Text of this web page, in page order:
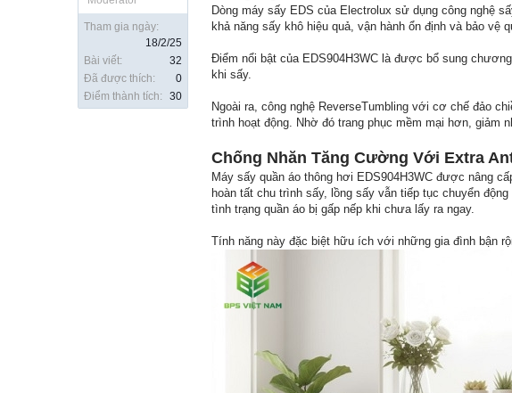
Tham gia ngày:
18/2/25
Bài viết:
32
Đã được thích:
0
Điểm thành tích:
30
Dòng máy sấy EDS của Electrolux sử dụng công nghệ
khả năng sấy khô hiệu quả, vận hành ổn định và bảo vệ
Điểm nổi bật của EDS904H3WC là được bổ sung
khi sấy.
Ngoài ra, công nghệ ReverseTumbling với cơ chế đảo
trình hoạt động. Nhờ đó trang phục mềm mại hơn, giảm
Chống Nhăn Tăng Cường Với Extra
Máy sấy quần áo thông hơi EDS904H3WC được nâng
hoàn tất chu trình sấy, lồng sấy vẫn tiếp tục chuyển
tình trạng quần áo bị gấp nếp khi chưa lấy ra ngay.
Tính năng này đặc biệt hữu ích với những gia đình bận